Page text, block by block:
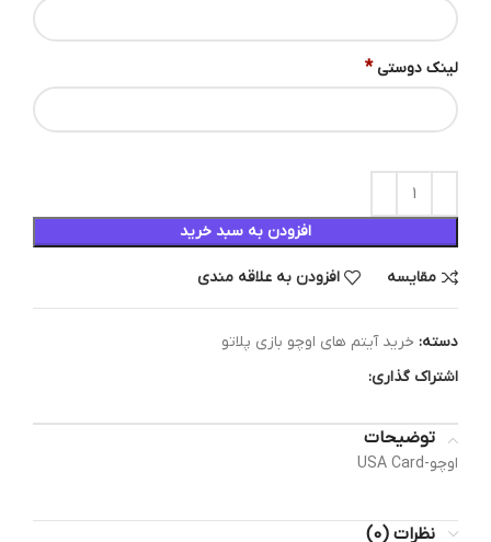
لینک دوستی *
افزودن به سبد خرید
مقایسه افزودن به علاقه مندی
دسته: خرید آیتم های اوچو بازی پلاتو
اشتراک گذاری:
توضیحات
اوچو-USA Card
نظرات (0)